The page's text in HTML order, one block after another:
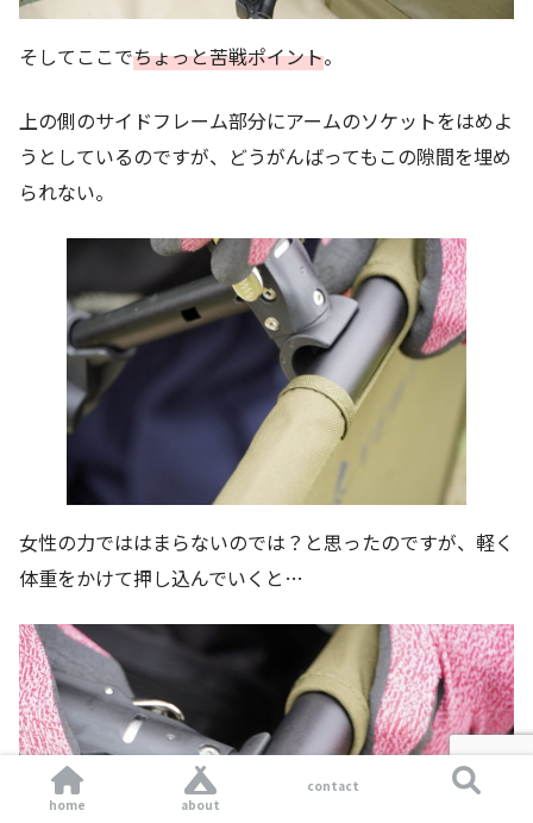
そしてここでちょっと苦戦ポイント。
上の側のサイドフレーム部分にアームのソケットをはめよ
うとしているのですが、どうがんばってもこの隙間を埋め
られない。
女性の力でははまらないのでは？と思ったのですが、軽く
体重をかけて押し込んでいくと…
home about
contact